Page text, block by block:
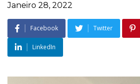
Janeiro 28, 2022
Facebook Twitter
LinkedIn